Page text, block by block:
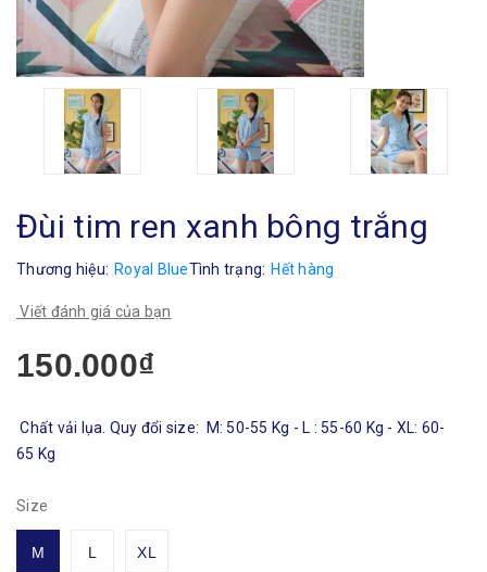
Đùi tim ren xanh bông trắng
Thương hiệu: Royal BlueTình trạng: Hết hàng
Viết đánh giá của bạn
150.000₫
Chất vải lụa. Quy đổi size: M: 50-55 Kg - L : 55-60 Kg - XL: 60-
65 Kg
Size
M L XL